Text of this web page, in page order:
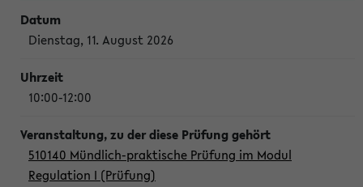
Dienstag, 11. August 2026
10:00-12:00
510140 Mündlich-praktische Prüfung im Modul
Regulation I (Prüfung)